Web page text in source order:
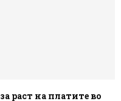
раст на платите во